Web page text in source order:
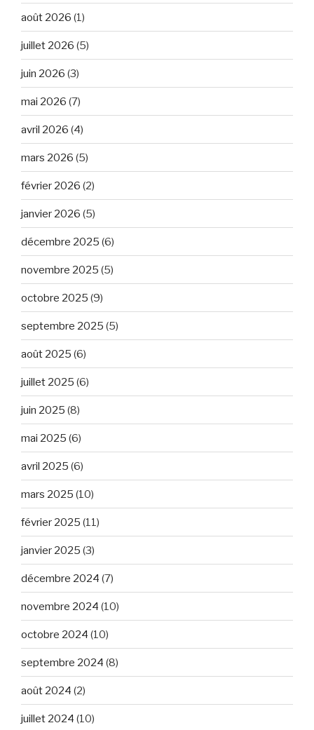
août 2026 (1)
juillet 2026 (5)
juin 2026 (3)
mai 2026 (7)
avril 2026 (4)
mars 2026 (5)
février 2026 (2)
janvier 2026 (5)
décembre 2025 (6)
novembre 2025 (5)
octobre 2025 (9)
septembre 2025 (5)
août 2025 (6)
juillet 2025 (6)
juin 2025 (8)
mai 2025 (6)
avril 2025 (6)
mars 2025 (10)
février 2025 (11)
janvier 2025 (3)
décembre 2024 (7)
novembre 2024 (10)
octobre 2024 (10)
septembre 2024 (8)
août 2024 (2)
juillet 2024 (10)